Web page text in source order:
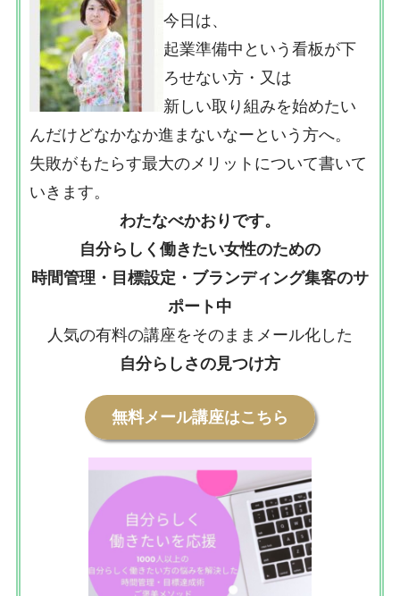
今日は、
起業準備中という看板が下
ろせない方・又は
新しい取り組みを始めたい
んだけどなかなか進まないなーという方へ。
失敗がもたらす最大のメリットについて書いて
いきます。
わたなべかおりです。
自分らしく働きたい女性のための
時間管理・目標設定・ブランディング集客のサ
ポート中
人気の有料の講座をそのままメール化した
自分らしさの見つけ方
無料メール講座はこちら